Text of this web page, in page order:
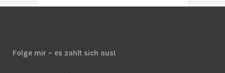
Folge mir – es zahlt sich aus!